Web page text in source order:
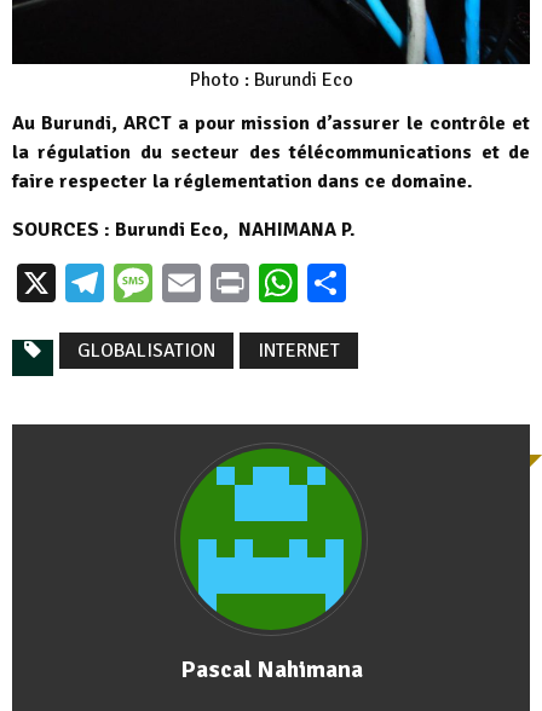
Photo : Burundi Eco
Au Burundi, ARCT a pour mission d’assurer le contrôle et
la régulation du secteur des télécommunications et de
faire respecter la réglementation dans ce domaine.
SOURCES : Burundi Eco, NAHIMANA P.
X Telegram
Message
EmailPrintWhatsApp
GLOBALISATION INTERNET
Pascal Nahimana